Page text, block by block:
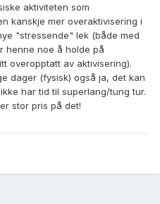
aktiviteten som
kanskje mer overaktivisering i
"stressende" lek (både med
henne noe å holde på
overopptatt av aktivisering).
dager (fysisk) også ja, det kan
har tid til superlang/tung tur.
stor pris på det!